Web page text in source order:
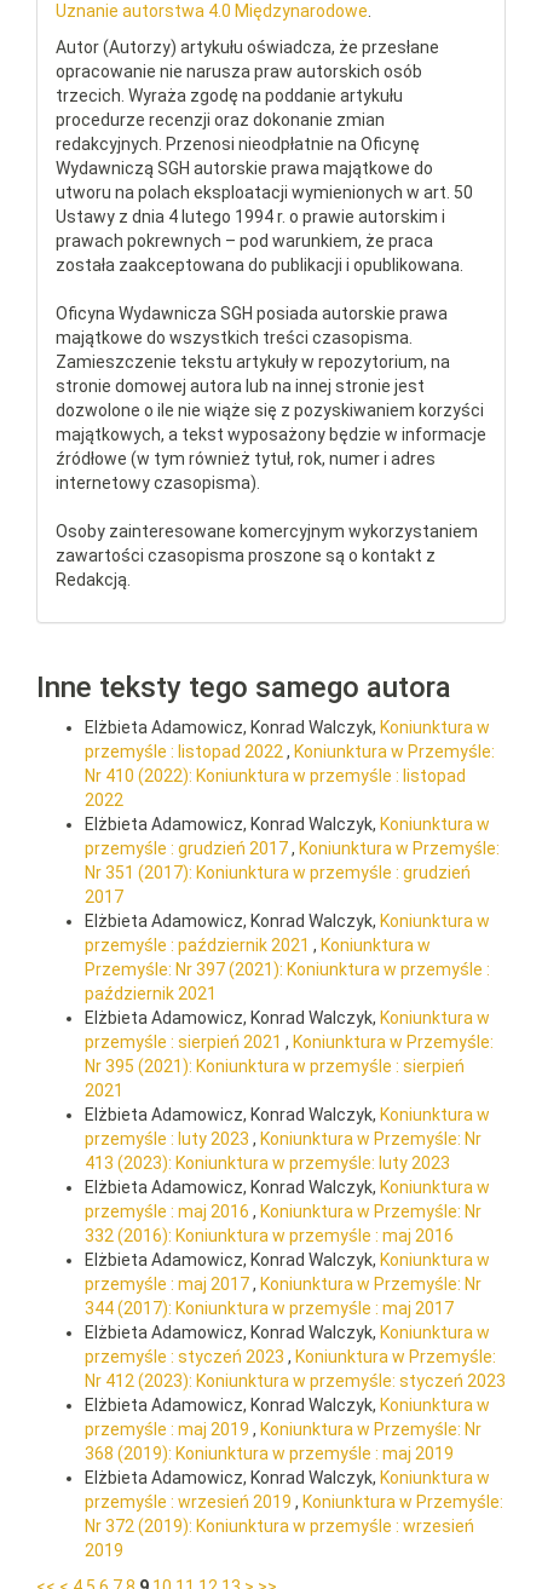
Uznanie autorstwa 4.0 Międzynarodowe
Autor (Autorzy) artykułu oświadcza, że przesłane
opracowanie nie narusza praw autorskich osób
trzecich. Wyraża zgodę na poddanie artykułu
procedurze recenzji oraz dokonanie zmian
redakcyjnych. Przenosi nieodpłatnie na Oficynę
Wydawniczą SGH autorskie prawa majątkowe do
utworu na polach eksploatacji wymienionych w art. 50
Ustawy z dnia 4 lutego 1994 r. o prawie autorskim i
prawach pokrewnych – pod warunkiem, że praca
została zaakceptowana do publikacji i opublikowana.
Oficyna Wydawnicza SGH posiada autorskie prawa
majątkowe do wszystkich treści czasopisma.
Zamieszczenie tekstu artykuły w repozytorium, na
stronie domowej autora lub na innej stronie jest
dozwolone o ile nie wiąże się z pozyskiwaniem korzyści
majątkowych, a tekst wyposażony będzie w informacje
źródłowe (w tym również tytuł, rok, numer i adres
internetowy czasopisma).
Osoby zainteresowane komercyjnym wykorzystaniem
zawartości czasopisma proszone są o kontakt z
Redakcją.
Inne teksty tego samego autora
Elżbieta Adamowicz, Konrad Walczyk, Koniunktura w
przemyśle : listopad 2022 , Koniunktura w Przemyśle:
Nr 410 (2022): Koniunktura w przemyśle : listopad
2022
Elżbieta Adamowicz, Konrad Walczyk, Koniunktura w
przemyśle : grudzień 2017, Koniunktura w Przemyśle:
Nr 351 (2017): Koniunktura w przemyśle : grudzień
2017
Elżbieta Adamowicz, Konrad Walczyk, Koniunktura w
przemyśle : październik 2021 , Koniunktura w
Przemyśle: Nr 397 (2021): Koniunktura w przemyśle :
październik 2021
Elżbieta Adamowicz, Konrad Walczyk, Koniunktura w
przemyśle : sierpień 2021 , Koniunktura w Przemyśle:
Nr 395 (2021): Koniunktura w przemyśle : sierpień
2021
Elżbieta Adamowicz, Konrad Walczyk, Koniunktura w
przemyśle : luty 2023 , Koniunktura w Przemyśle: Nr
413 (2023): Koniunktura w przemyśle: luty 2023
Elżbieta Adamowicz, Konrad Walczyk, Koniunktura w
przemyśle : maj 2016 , Koniunktura w Przemyśle: Nr
332 (2016): Koniunktura w przemyśle : maj 2016
Elżbieta Adamowicz, Konrad Walczyk, Koniunktura w
przemyśle : maj 2017, Koniunktura w Przemyśle: Nr
344 (2017): Koniunktura w przemyśle : maj 2017
Elżbieta Adamowicz, Konrad Walczyk, Koniunktura w
przemyśle : styczeń 2023 , Koniunktura w Przemyśle:
Nr 412 (2023): Koniunktura w przemyśle: styczeń 2023
Elżbieta Adamowicz, Konrad Walczyk, Koniunktura w
przemyśle : maj 2019 , Koniunktura w Przemyśle: Nr
368 (2019): Koniunktura w przemyśle : maj 2019
Elżbieta Adamowicz, Konrad Walczyk, Koniunktura w
przemyśle : wrzesień 2019 , Koniunktura w Przemyśle:
Nr 372 (2019): Koniunktura w przemyśle : wrzesień
2019